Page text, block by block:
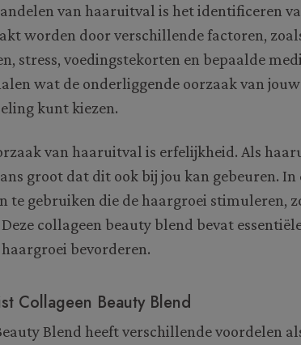
van haaruitval is het identificeren
worden door verschillende factoren,
stress, voedingstekorten en bepaalde
wat de onderliggende oorzaak van
kunt kiezen.
van haaruitval is erfelijkheid. Als
groot dat dit ook bij jou kan gebeuren. In
te gebruiken die de haargroei stimuleren,
Deze collageen beauty blend bevat
bevorderen.
Collageen Beauty Blend
Blend heeft verschillende voordelen